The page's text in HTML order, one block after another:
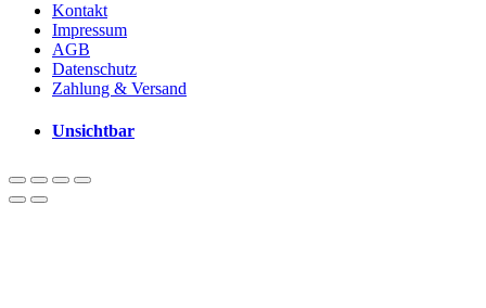
Kontakt
Impressum
AGB
Datenschutz
Zahlung & Versand
Unsichtbar